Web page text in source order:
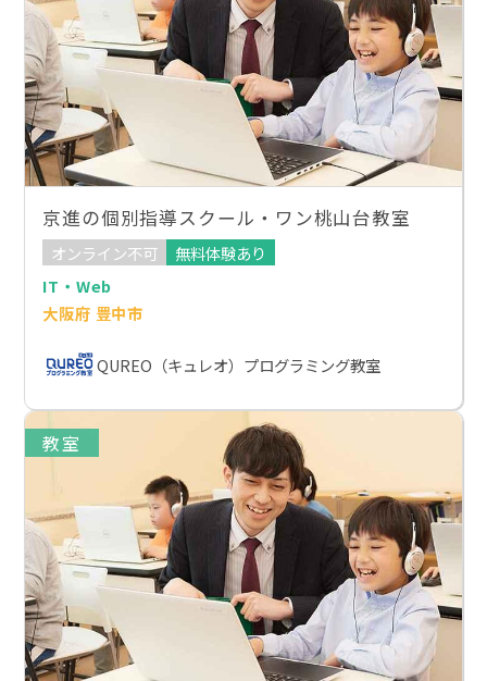
京進の個別指導スクール・ワン桃山台教室
オンライン不可
無料体験あり
IT・Web
大阪府 豊中市
QUREO（キュレオ）プログラミング教室
教室